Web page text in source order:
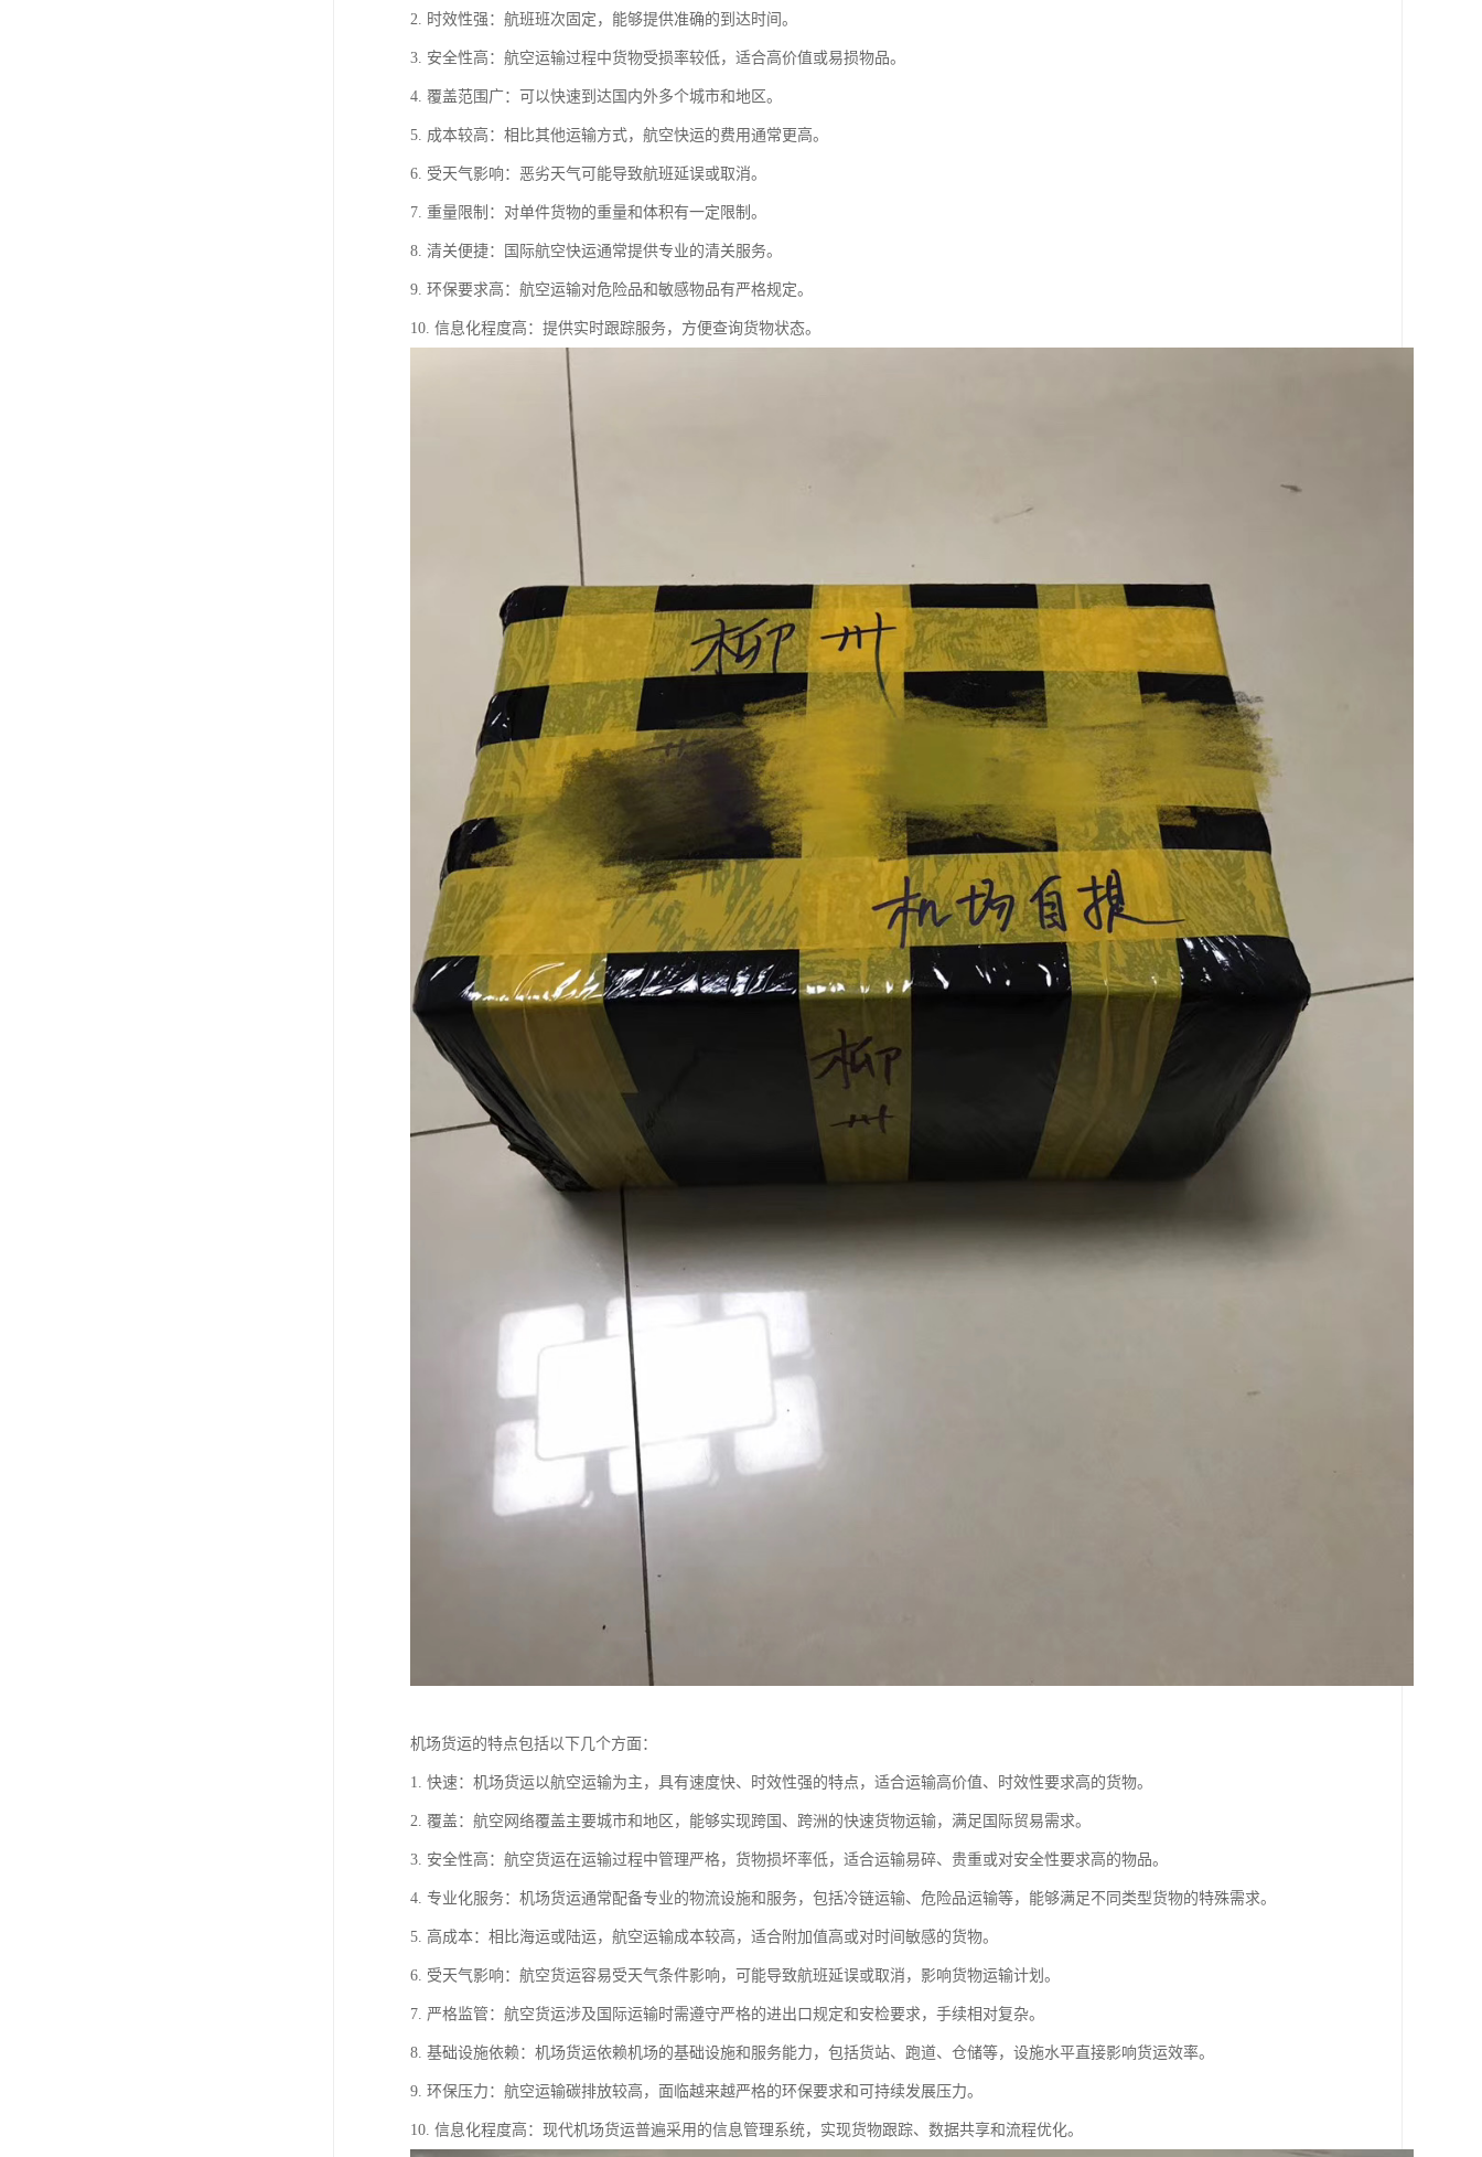
2. 时效性强：航班班次固定，能够提供准确的到达时间。
3. 安全性高：航空运输过程中货物受损率较低，适合高价值或易损物品。
4. 覆盖范围广：可以快速到达国内外多个城市和地区。
5. 成本较高：相比其他运输方式，航空快运的费用通常更高。
6. 受天气影响：恶劣天气可能导致航班延误或取消。
7. 重量限制：对单件货物的重量和体积有一定限制。
8. 清关便捷：国际航空快运通常提供专业的清关服务。
9. 环保要求高：航空运输对危险品和敏感物品有严格规定。
10. 信息化程度高：提供实时跟踪服务，方便查询货物状态。
机场货运的特点包括以下几个方面：
1. 快速：机场货运以航空运输为主，具有速度快、时效性强的特点，适合运输高价值、时效性要求高的货物。
2. 覆盖：航空网络覆盖主要城市和地区，能够实现跨国、跨洲的快速货物运输，满足国际贸易需求。
3. 安全性高：航空货运在运输过程中管理严格，货物损坏率低，适合运输易碎、贵重或对安全性要求高的物品。
4. 专业化服务：机场货运通常配备专业的物流设施和服务，包括冷链运输、危险品运输等，能够满足不同类型货物的特殊需求。
5. 高成本：相比海运或陆运，航空运输成本较高，适合附加值高或对时间敏感的货物。
6. 受天气影响：航空货运容易受天气条件影响，可能导致航班延误或取消，影响货物运输计划。
7. 严格监管：航空货运涉及国际运输时需遵守严格的进出口规定和安检要求，手续相对复杂。
8. 基础设施依赖：机场货运依赖机场的基础设施和服务能力，包括货站、跑道、仓储等，设施水平直接影响货运效率。
9. 环保压力：航空运输碳排放较高，面临越来越严格的环保要求和可持续发展压力。
10. 信息化程度高：现代机场货运普遍采用的信息管理系统，实现货物跟踪、数据共享和流程优化。